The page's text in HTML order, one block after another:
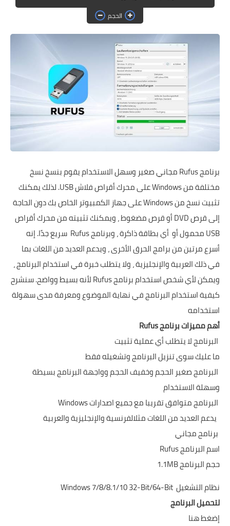
الحلقات
الحجم
برنامج Rufus مجاني صغير وسهل الاستخدام يقوم بنسخ نسخ
مختلفة من Windows على محرك أقراص فلاش USB. لذلك يمكنك
تثبيت نسخ من Windows على جهاز الكمبيوتر الخاص بك دون الحاجة
إلى قرص DVD أو قرص مضغوط ، ويمكنك تثبيته من محرك أقراص
USB محمول أو أي بطاقة ذاكرة ، وبرنامج Rufus سريع جدًا. إنه
أسرع مرتين من برامج الحرق الأخرى ، ويدعم العديد من اللغات بما
في ذلك العربية والإنجليزية ، ولا يتطلب خبرة في استخدام البرنامج ،
ويمكن لأي شخص استخدام برنامج Rufus لأنه بسيط وواضح. سنشرح
كيفية استخدام البرنامج في نهاية الموضوع ومعرفة مدى سهولة
استخدامه
أهم مميزات برنامج Rufus
البرنامج لا يتطلب أي عملية تثبيت
ما عليك سوى تنزيل البرنامج وتشغيله فقط
البرنامج صغير الحجم وخفيف الحجم وواجهة البرنامج بسيطة
وسهلة الاستخدام
البرنامج متوافق تقريبا مع جميع اصدارات Windows
يدعم العديد من اللغات مثلالفرنسية والإنجليزية والعربية
برنامج مجاني
اسم البرنامج Rufus
حجم البرنامج 1.1MB
نظام التشغيل Windows 7/8/8.1/10 32-Bit/64-Bit
لتحميل البرنامج
إضغط هنا